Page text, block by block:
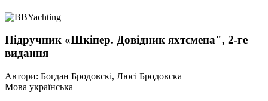
Підручник «Шкіпер. Довідник яхтсмена", 2-ге
видання
Автори: Богдан Бродовскі, Люсі Бродовска
Мова українська